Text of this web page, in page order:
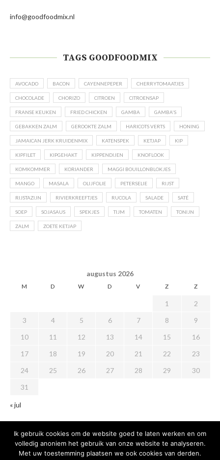
info@goodfoodmix.nl
TAGS GOODFOODMIX
AVOCADO BACON CAYENNEPEPER CHERRYTOMAATJES
CHOCOLADE CHORIZO CITROEN CITROENSAP
FRANSE KEUKEN FRIED CHICKEN GAMBA GAMBA'S
GEBAKKEN ZALM GEROOKTE ZALM HARICOTS VERTS HONING
JAMAICAN JERK KRUIDENMIX KATENSPEK KETJAP KIP
KIPFILET KIPGEHAKT KIPPENDIJEN KNOFLOOK
KOMKOMMER KORIANDER MAGGI BOUILLONBLOKJES
MANGO MASALA OLIJFOLIE PETERSELIE RIJST
RIJSTAZIJN RIVIERKREEFTJES RUCOLA SALADE SATÉ
SOEP SOJASAUS SPEKJES TIJM TOMATEN TONIJN
ZALM ZOETE KETJAP
augustus 2026
M D W D V Z Z
1
2
3
4 5 6 7 8
9
10
11 12 13 14 15
16
17
18 19 20 21 22
23
24
25 26 27 28 29
30
31
« jul
Ik gebruik cookies om de website goed te laten werken en om
volledig anoniem het gebruik van onze website te analyseren.
Met uw toestemming plaatsen we ook cookies van derden.